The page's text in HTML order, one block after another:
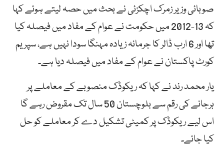
صوبائی وزیر زمرک اچکزئی نے بحث میں حصہ لیتے ہوئے کہا
کہ 13-2012 میں حکومت نے عوام کے مفاد میں فیصلہ کیا
تھا اور 6 ارب ڈالر کا جرمانہ زیادہ مہنگا سودا نہیں ہے، سپریم
کورٹ پاکستان نے عوام کے مفاد میں فیصلہ دیا ہے۔
یار محمد رند نے کہا کہ ریکوڈک منصوبے کے معاملے پر
ہرجانے کی رقم سے بلوچستان 50 سال تک مقروض رہے گا
اس لیے ریکوڈک پر کمیٹی تشکیل دے کر معاملے کو حل
کیا جائے۔